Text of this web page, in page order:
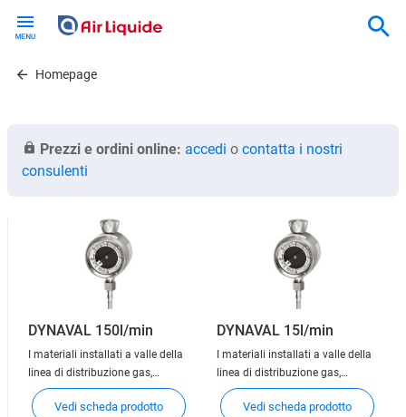
contentHomepage
Prezzi e ordini online: accedi o contatta i nostri
consulenti
DYNAVAL 150l/min
I materiali installati a valle della
linea di distribuzione gas,
denominati punti di utilizzo,
consentono la connessione delle
Vedi scheda prodotto
DYNAVAL 15l/min
I materiali installati a valle della
linea di distribuzione gas,
denominati punti di utilizzo,
consentono la connessione delle
Vedi scheda prodotto